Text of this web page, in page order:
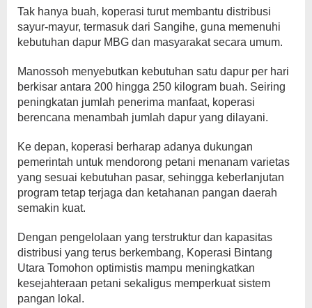
Tak hanya buah, koperasi turut membantu distribusi
sayur-mayur, termasuk dari Sangihe, guna memenuhi
kebutuhan dapur MBG dan masyarakat secara umum.
Manossoh menyebutkan kebutuhan satu dapur per hari
berkisar antara 200 hingga 250 kilogram buah. Seiring
peningkatan jumlah penerima manfaat, koperasi
berencana menambah jumlah dapur yang dilayani.
Ke depan, koperasi berharap adanya dukungan
pemerintah untuk mendorong petani menanam varietas
yang sesuai kebutuhan pasar, sehingga keberlanjutan
program tetap terjaga dan ketahanan pangan daerah
semakin kuat.
Dengan pengelolaan yang terstruktur dan kapasitas
distribusi yang terus berkembang, Koperasi Bintang
Utara Tomohon optimistis mampu meningkatkan
kesejahteraan petani sekaligus memperkuat sistem
pangan lokal.